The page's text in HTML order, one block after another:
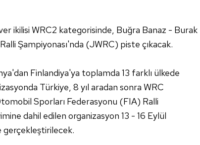
ikilisi WRC2 kategorisinde, Buğra Banaz - Burak
Şampiyonası'nda (JWRC) piste çıkacak.
Finlandiya'ya toplamda 13 farklı ülkede
Türkiye, 8 yıl aradan sonra WRC
Sporları Federasyonu (FIA) Ralli
dahil edilen organizasyon 13 - 16 Eylül
gerçekleştirilecek.